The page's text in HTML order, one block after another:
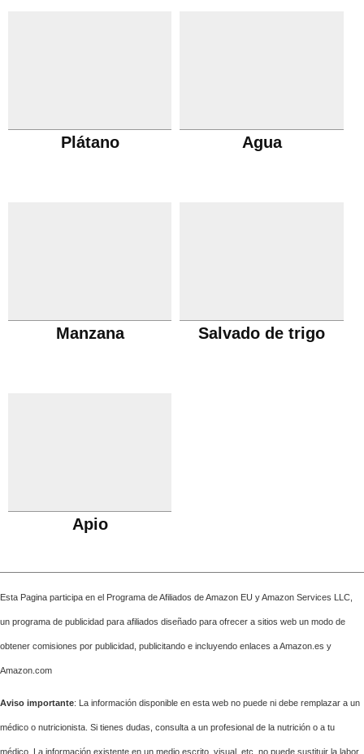
Plátano Agua
Manzana Salvado de trigo
Apio
Esta Pagina participa en el Programa de Afiliados de Amazon EU y Amazon Services LLC,
un programa de publicidad para afiliados diseñado para ofrecer a sitios web un modo de
obtener comisiones por publicidad, publicitando e incluyendo enlaces a Amazon.es y
Amazon.com
Aviso importante: La información disponible en esta web no puede ni debe remplazar a un
médico o nutricionista. Si tienes dudas, consulta a un profesional de la nutrición o a tu
médico. La información existente en un medio escrito, visual, etc. no puede sustituir la labor